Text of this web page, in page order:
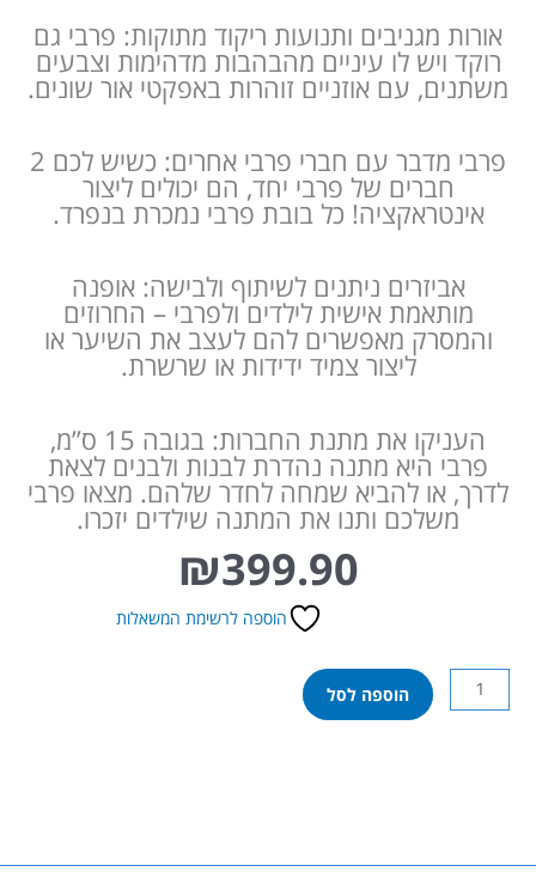
אורות מגניבים ותנועות ריקוד מתוקות: פרבי גם
רוקד ויש לו עיניים מהבהבות מדהימות וצבעים
משתנים, עם אוזניים זוהרות באפקטי אור שונים.
פרבי מדבר עם חברי פרבי אחרים: כשיש לכם 2
חברים של פרבי יחד, הם יכולים ליצור
אינטראקציה! כל בובת פרבי נמכרת בנפרד.
אביזרים ניתנים לשיתוף ולבישה: אופנה
מותאמת אישית לילדים ולפרבי – החרוזים
והמסרק מאפשרים להם לעצב את השיער או
ליצור צמיד ידידות או שרשרת.
העניקו את מתנת החברות: בגובה 15 ס”מ,
פרבי היא מתנה נהדרת לבנות ולבנים לצאת
לדרך, או להביא שמחה לחדר שלהם. מצאו פרבי
משלכם ותנו את המתנה שילדים יזכרו.
₪399.90
הוספה לרשימת המשאלות
כמות
של
הוספה לסל